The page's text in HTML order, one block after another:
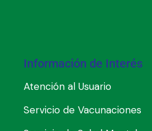
Información de Interés
Atención al Usuario
Servicio de Vacunaciones